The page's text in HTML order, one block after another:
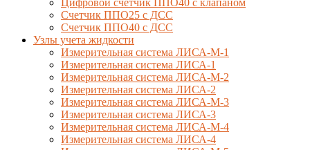
Счетчик ППО25 с ДСС
Счетчик ППО40 с ДСС
Узлы учета жидкости
Измерительная система ЛИСА-М-1
Измерительная система ЛИСА-1
Измерительная система ЛИСА-М-2
Измерительная система ЛИСА-2
Измерительная система ЛИСА-М-3
Измерительная система ЛИСА-3
Измерительная система ЛИСА-М-4
Измерительная система ЛИСА-4